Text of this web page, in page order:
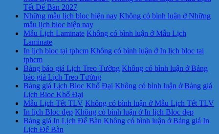
Tết Để Bàn 2027
Những mẫu lịch bloc hiện nay Không có bình luận ở Những
mẫu lịch bloc hiện nay
Mẫu Lịch Laminate Không có bình luận ở Mẫu Lịch
Laminate
In lịch bloc tại tphcm Không có bình luận ở In lịch bloc tại
tphcm
Bảng báo giá Lịch Treo Tường Không có bình luận ở Bảng
báo giá Lịch Treo Tường
Bảng giá Lịch Bloc Khổ Đại Không có bình luận ở Bảng giá
Lịch Bloc Khổ Đại
Mẫu Lịch Tết TLV Không có bình luận ở Mẫu Lịch Tết TLV
In lịch Bloc đẹp Không có bình luận ở In lịch Bloc đẹp
Bảng giá In Lịch Để Bàn Không có bình luận ở Bảng giá In
Lịch Để Bàn